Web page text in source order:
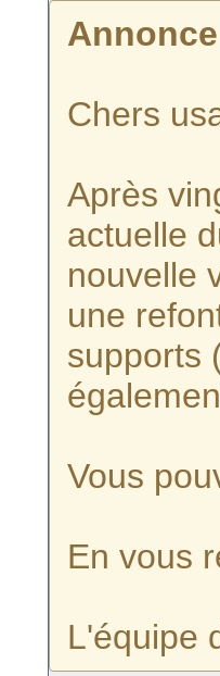
Annonce
Chers
Après
actuelle
nouvelle
une
supports
Vous
En vous
L'équipe